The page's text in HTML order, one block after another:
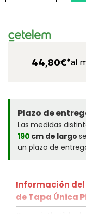
44,80€*al
Plazo de
Las medidas
190 cm de largo
un plazo de
Información
de Tapa Única